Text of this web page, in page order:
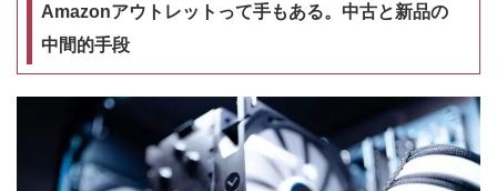
Amazonアウトレットって手もある。中古と新品の
中間的手段